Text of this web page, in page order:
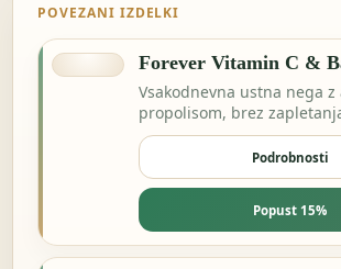
POVEZANI IZDELKI
Forever Vitamin C &
Vsakodnevna ustna nega z
propolisom, brez
Podrobnosti
Popust 15%